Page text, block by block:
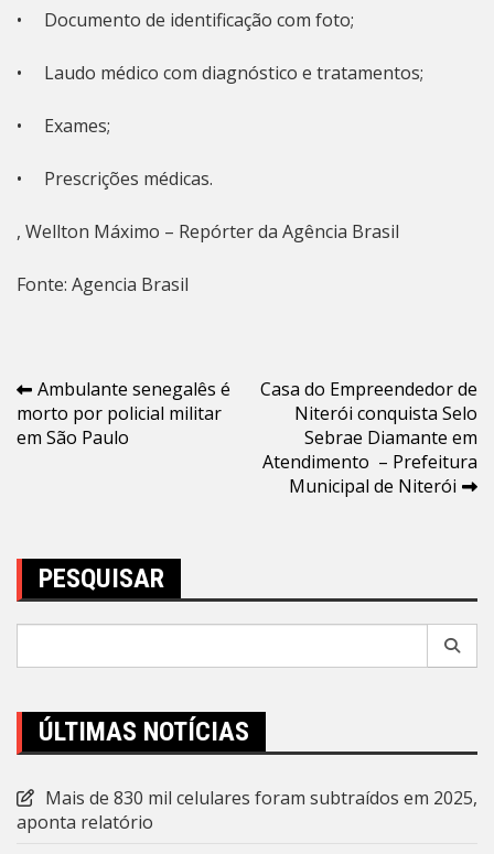
• Documento de identificação com foto;
• Laudo médico com diagnóstico e tratamentos;
• Exames;
• Prescrições médicas.
, Wellton Máximo – Repórter da Agência Brasil
Fonte: Agencia Brasil
Navegação
de
Ambulante senegalês é
morto por policial militar
em São Paulo
Casa do Empreendedor de
Niterói conquista Selo
Sebrae Diamante em
Atendimento – Prefeitura
Municipal de Niterói
PESQUISAR
ÚLTIMAS NOTÍCIAS
Mais de 830 mil celulares foram subtraídos em 2025,
aponta relatório